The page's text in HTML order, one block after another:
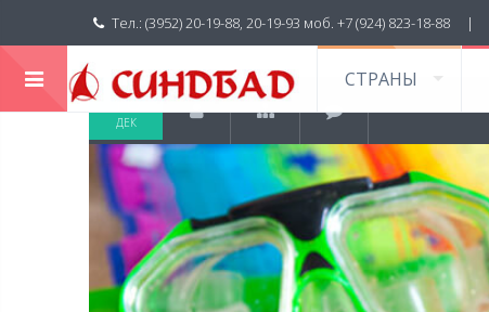
Тел.: (3952) 20-19-88, 20-19-93 моб. +7 (924) 823-18-88 |
СТРАНЫ
18
ДЕК